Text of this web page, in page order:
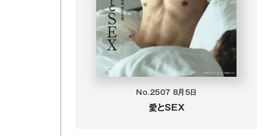
No.2507 8月5日
愛とSEX